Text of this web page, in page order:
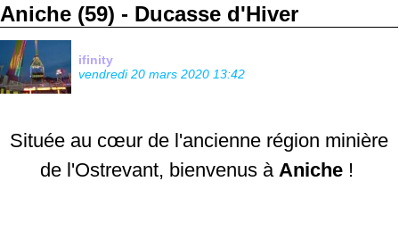
Aniche (59) - Ducasse d'Hiver
ifinity
vendredi 20 mars 2020 13:42
Située au cœur de l'ancienne région minière
de l'Ostrevant, bienvenus à Aniche !